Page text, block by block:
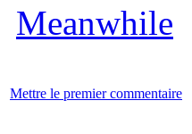
Mettre le premier commentaire